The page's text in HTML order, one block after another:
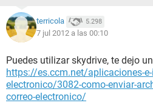
terricola 5.298
7 jul 2012 a las 00:10
Puedes utilizar skydrive, te dejo
https://es.ccm.net/aplicaciones-
electronico/3082-como-enviar-
correo-electronico/